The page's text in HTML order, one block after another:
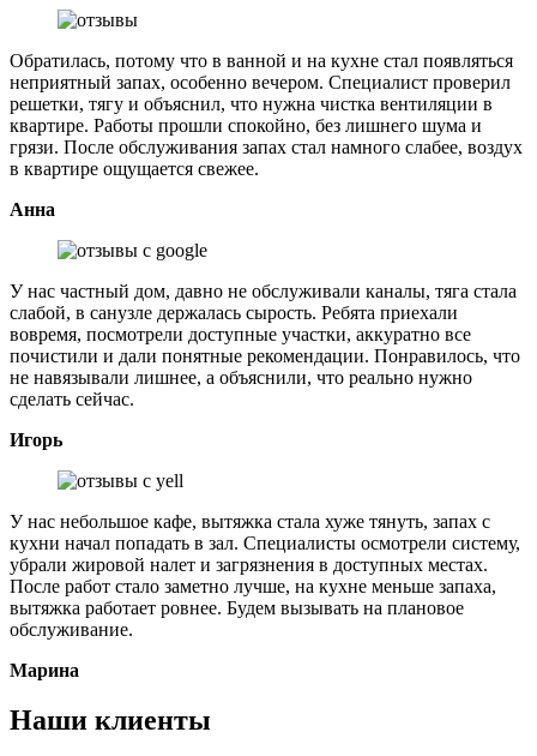
Обратилась, потому что в ванной и на кухне стал появляться
неприятный запах, особенно вечером. Специалист проверил
решетки, тягу и объяснил, что нужна чистка вентиляции в
квартире. Работы прошли спокойно, без лишнего шума и
грязи. После обслуживания запах стал намного слабее, воздух
в квартире ощущается свежее.
Анна
У нас частный дом, давно не обслуживали каналы, тяга стала
слабой, в санузле держалась сырость. Ребята приехали
вовремя, посмотрели доступные участки, аккуратно все
почистили и дали понятные рекомендации. Понравилось, что
не навязывали лишнее, а объяснили, что реально нужно
сделать сейчас.
Игорь
У нас небольшое кафе, вытяжка стала хуже тянуть, запах с
кухни начал попадать в зал. Специалисты осмотрели систему,
убрали жировой налет и загрязнения в доступных местах.
После работ стало заметно лучше, на кухне меньше запаха,
вытяжка работает ровнее. Будем вызывать на плановое
обслуживание.
Марина
Наши клиенты